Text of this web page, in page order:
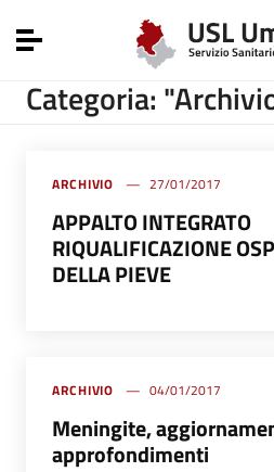
Vai al menu di navigazione
Toggle navigation
Categoria:
ARCHIVIO 27/01/2017
APPALTO INTEGRATO
RIQUALIFICAZIONE
DELLA PIEVE
ARCHIVIO 04/01/2017
Meningite,
approfondimenti